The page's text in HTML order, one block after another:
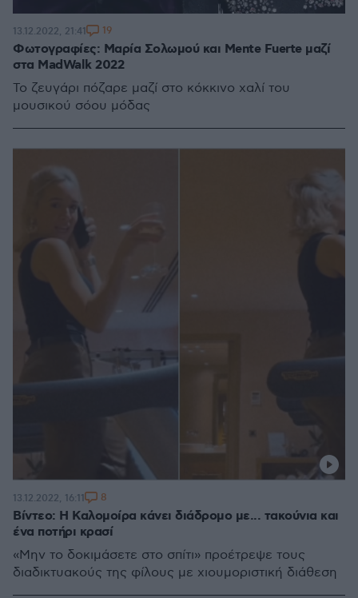
Φωτογραφίες: Μαρία Σολωμού και Mente Fuerte μαζί
στα MadWalk 2022
Το ζευγάρι πόζαρε μαζί στο κόκκινο χαλί του
μουσικού σόου μόδας
13.12.2022, 21:41 19
Βίντεο: Η Καλομοίρα κάνει διάδρομο με... τακούνια και
ένα ποτήρι κρασί
«Μην το δοκιμάσετε στο σπίτι» προέτρεψε τους
διαδικτυακούς της φίλους με χιουμοριστική διάθεση
13.12.2022, 16:11 8